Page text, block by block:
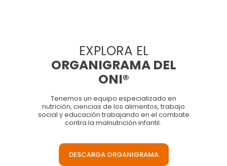
EXPLORA EL
ORGANIGRAMA DEL
ONI®
Tenemos un equipo especializado en
nutrición, ciencias de los alimentos, trabajo
social y educación trabajando en el combate
contra la malnutrición infantil.
DESCARGA ORGANIGRAMA